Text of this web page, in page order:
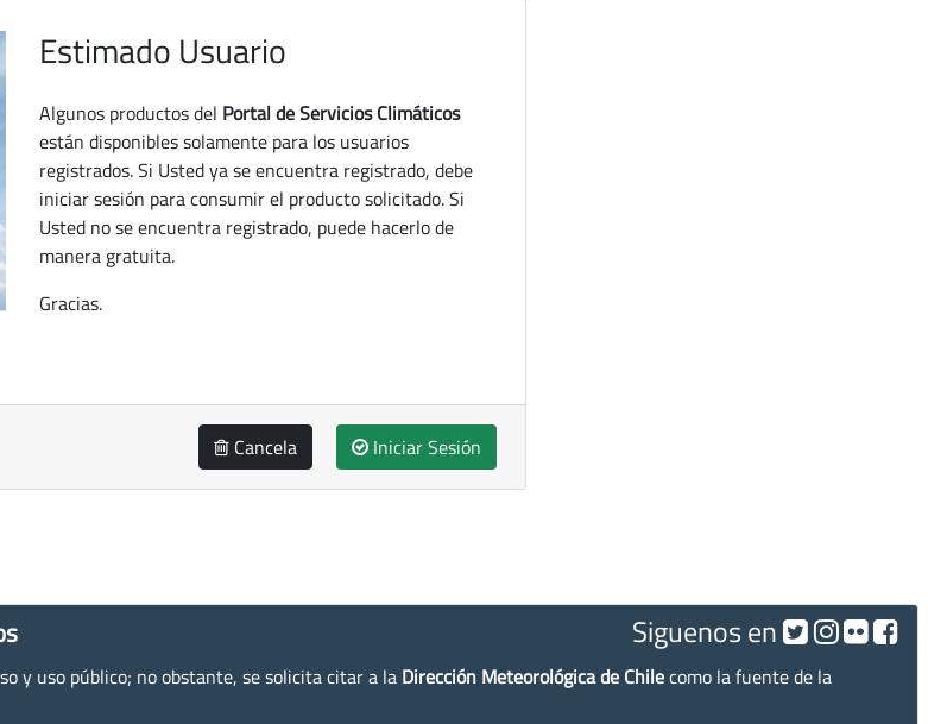
Estimado Usuario
Algunos productos del Portal de Servicios Climáticos
están disponibles solamente para los usuarios
registrados. Si Usted ya se encuentra registrado, debe
iniciar sesión para consumir el producto solicitado. Si
Usted no se encuentra registrado, puede hacerlo de
manera gratuita.
Gracias.
Cancela Iniciar Sesión
Siguenos en
y uso público; no obstante, se solicita citar a la Dirección Meteorológica de Chilecomo la fuente de la